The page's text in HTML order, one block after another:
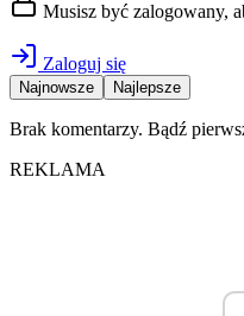
Musisz być zalogowany,
Zaloguj się
Najnowsze Najlepsze
Brak komentarzy. Bądź
REKLAMA